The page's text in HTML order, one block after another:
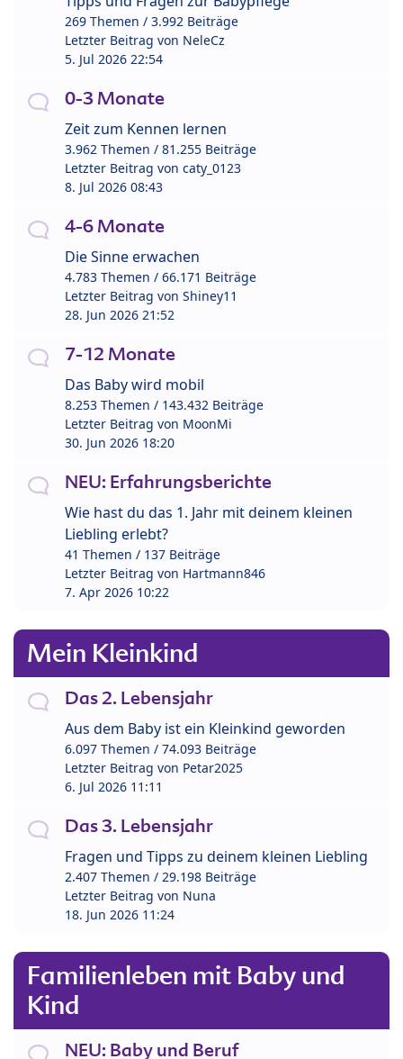
269 Themen / 3.992 Beiträge
Letzter Beitrag von NeleCz
5. Jul 2026 22:54
0-3 Monate
Zeit zum Kennen lernen
3.962 Themen / 81.255 Beiträge
Letzter Beitrag von caty_0123
8. Jul 2026 08:43
4-6 Monate
Die Sinne erwachen
4.783 Themen / 66.171 Beiträge
Letzter Beitrag von Shiney11
28. Jun 2026 21:52
7-12 Monate
Das Baby wird mobil
8.253 Themen / 143.432 Beiträge
Letzter Beitrag von MoonMi
30. Jun 2026 18:20
NEU: Erfahrungsberichte
Wie hast du das 1. Jahr mit deinem kleinen
Liebling erlebt?
41 Themen / 137 Beiträge
Letzter Beitrag von Hartmann846
7. Apr 2026 10:22
Mein Kleinkind
Das 2. Lebensjahr
Aus dem Baby ist ein Kleinkind geworden
6.097 Themen / 74.093 Beiträge
Letzter Beitrag von Petar2025
6. Jul 2026 11:11
Das 3. Lebensjahr
Fragen und Tipps zu deinem kleinen Liebling
2.407 Themen / 29.198 Beiträge
Letzter Beitrag von Nuna
18. Jun 2026 11:24
Familienleben mit Baby und
Kind
NEU: Baby und Beruf